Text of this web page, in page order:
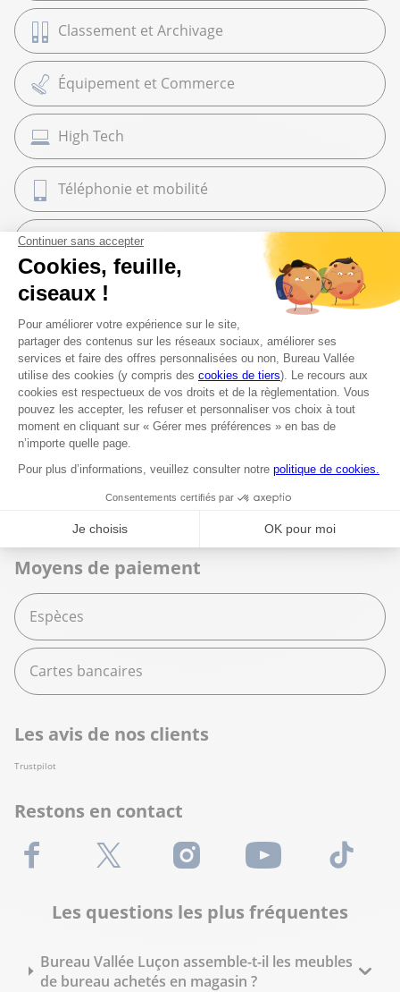
Classement et Archivage
Équipement et Commerce
High Tech
Téléphonie et mobilité
Maroquinerie
Cadeaux
Librairie
Beaux Arts
Espace services
Fournitures scolaires
Moyens de paiement
Espèces
Cartes bancaires
Les avis de nos clients
Trustpilot
Restons en contact
Facebook X (Twitter) Instagram Youtube TikTok
Les questions les plus fréquentes
Bureau Vallée Luçon assemble-t-il les meubles
de bureau achetés en magasin ?